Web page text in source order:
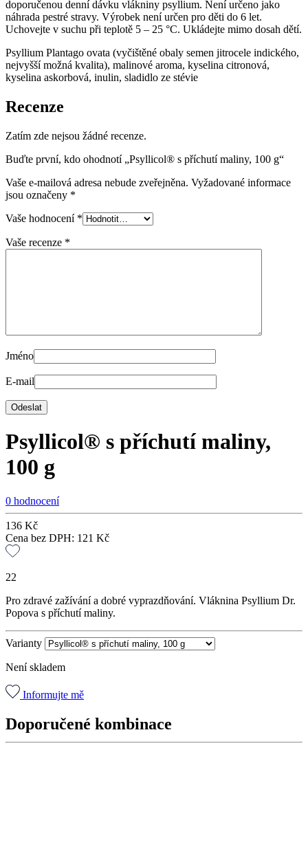
doporučenou denní dávku vlákniny psyllium. Není určeno jako
náhrada pestré stravy. Výrobek není určen pro děti do 6 let.
Uchovejte v suchu při teplotě 5 – 25 °C. Ukládejte mimo dosah dětí.
Psyllium Plantago ovata (vyčištěné obaly semen jitrocele indického,
nejvyšší možná kvalita), malinové aroma, kyselina citronová,
kyselina askorbová, inulin, sladidlo ze stévie
Recenze
Zatím zde nejsou žádné recenze.
Buďte první, kdo ohodnotí „Psyllicol® s příchutí maliny, 100 g“
Vaše e-mailová adresa nebude zveřejněna. Vyžadované informace
jsou označeny *
Vaše hodnocení *
Vaše recenze *
Jméno
E-mail
Psyllicol® s příchutí maliny,
100 g
0 hodnocení
136 Kč
Cena bez DPH: 121 Kč
22
Pro zdravé zažívání a dobré vyprazdňování. Vláknina Psyllium Dr.
Popova s příchutí maliny.
Varianty
Není skladem
Informujte mě
Doporučené kombinace